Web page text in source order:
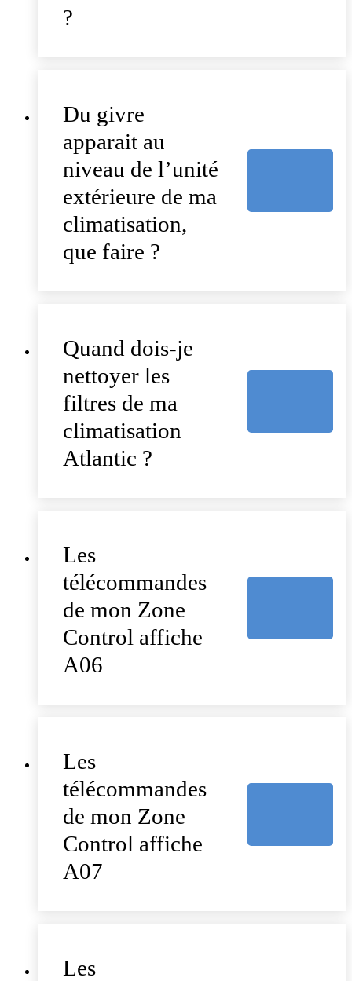
?
Du givre
apparait au
niveau de l’unité
extérieure de ma
climatisation,
que faire ?
Quand dois-je
nettoyer les
filtres de ma
climatisation
Atlantic ?
Les
télécommandes
de mon Zone
Control affiche
A06
Les
télécommandes
de mon Zone
Control affiche
A07
Les